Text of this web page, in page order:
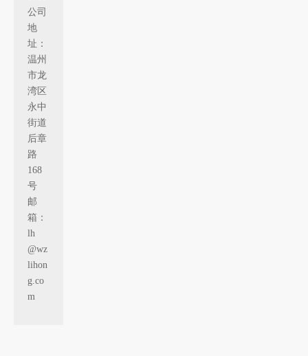
公司
地
址：
温州
市龙
湾区
永中
街道
后章
路
168
号
邮
箱：
lh
@wz
lihon
g.co
m